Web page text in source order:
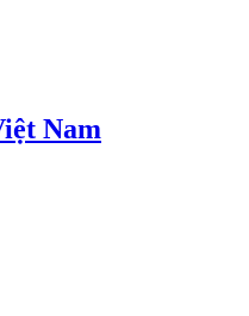
Nam